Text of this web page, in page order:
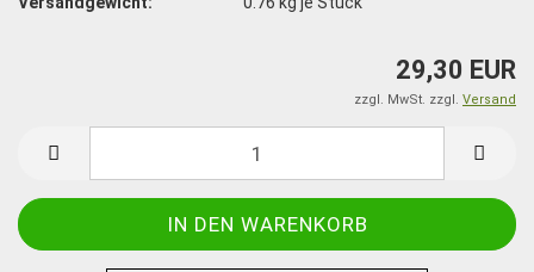
29,30 EUR
zzgl. MwSt. zzgl. Versand